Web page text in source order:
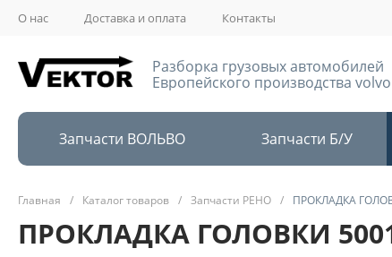
О нас Доставка и оплата Контакты
Разборка грузовых автомобилей
Европейского производства
Запчасти ВОЛЬВО Запчасти Б/У
Главная / Каталог товаров / Запчасти РЕНО / ПРОКЛАДКА
ПРОКЛАДКА ГОЛОВКИ